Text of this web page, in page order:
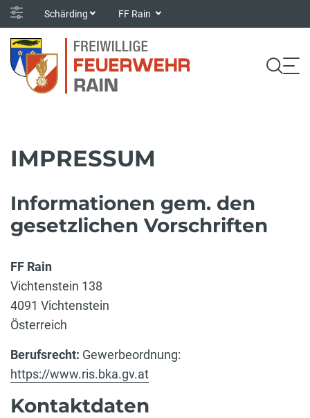
Schärding FF Rain
IMPRESSUM
Informationen gem. den
gesetzlichen Vorschriften
FF Rain
Vichtenstein 138
4091 Vichtenstein
Österreich
Berufsrecht: Gewerbeordnung:
https://www.ris.bka.gv.at
Kontaktdaten